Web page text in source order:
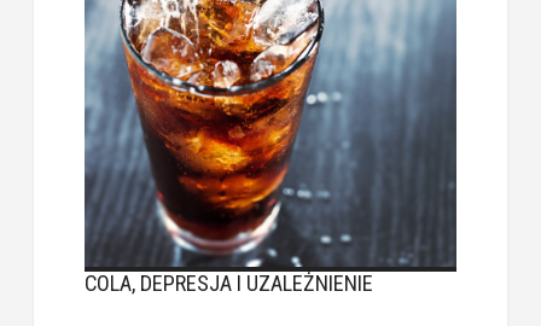
COLA, DEPRESJA I UZALEŻNIENIE